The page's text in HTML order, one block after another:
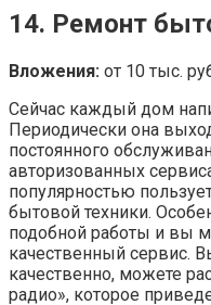
14. Ремонт
Вложения: от 10 тыс.
Сейчас каждый дом
Периодически она
постоянного
авторизованных
популярностью
бытовой техники.
подобной работы и вы
качественный сервис.
качественно, можете
радио», которое